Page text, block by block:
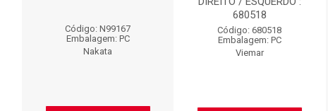
Código: N99167
Embalagem: PC
Nakata
680518
Código: 680518
Embalagem: PC
Viemar